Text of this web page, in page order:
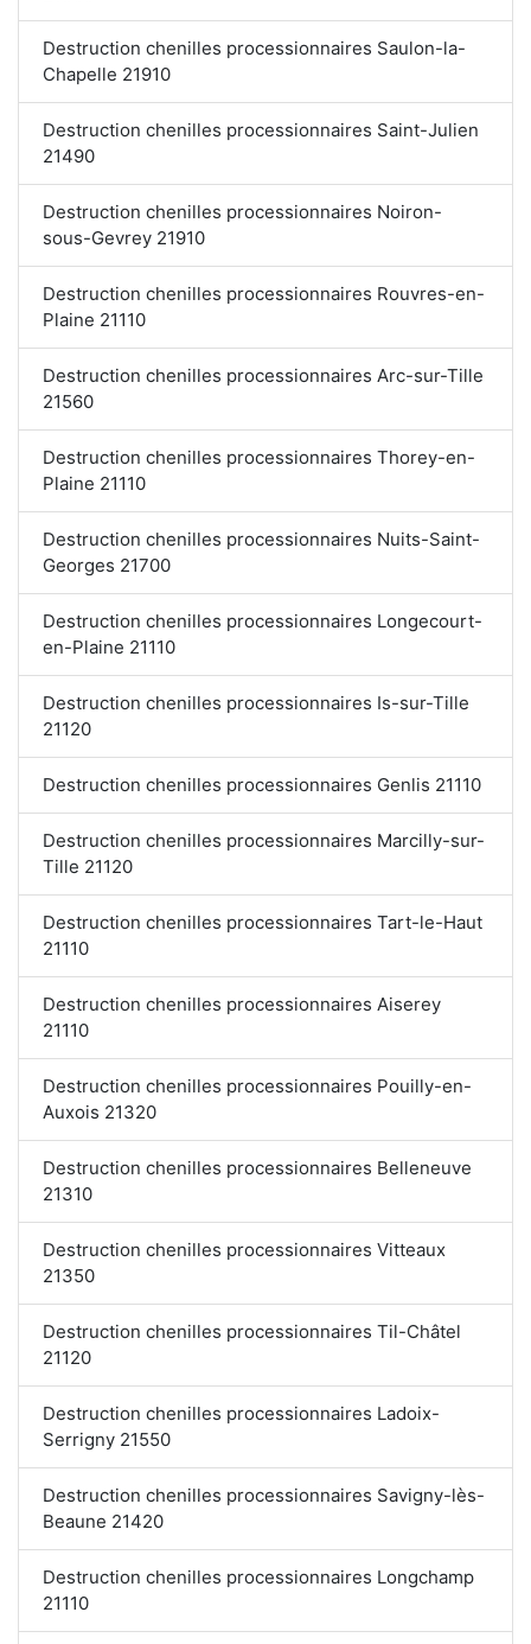
Destruction chenilles processionnaires Saulon-la-
Chapelle 21910
Destruction chenilles processionnaires Saint-Julien
21490
Destruction chenilles processionnaires Noiron-
sous-Gevrey 21910
Destruction chenilles processionnaires Rouvres-en-
Plaine 21110
Destruction chenilles processionnaires Arc-sur-Tille
21560
Destruction chenilles processionnaires Thorey-en-
Plaine 21110
Destruction chenilles processionnaires Nuits-Saint-
Georges 21700
Destruction chenilles processionnaires Longecourt-
en-Plaine 21110
Destruction chenilles processionnaires Is-sur-Tille
21120
Destruction chenilles processionnaires Genlis 21110
Destruction chenilles processionnaires Marcilly-sur-
Tille 21120
Destruction chenilles processionnaires Tart-le-Haut
21110
Destruction chenilles processionnaires Aiserey
21110
Destruction chenilles processionnaires Pouilly-en-
Auxois 21320
Destruction chenilles processionnaires Belleneuve
21310
Destruction chenilles processionnaires Vitteaux
21350
Destruction chenilles processionnaires Til-Châtel
21120
Destruction chenilles processionnaires Ladoix-
Serrigny 21550
Destruction chenilles processionnaires Savigny-lès-
Beaune 21420
Destruction chenilles processionnaires Longchamp
21110